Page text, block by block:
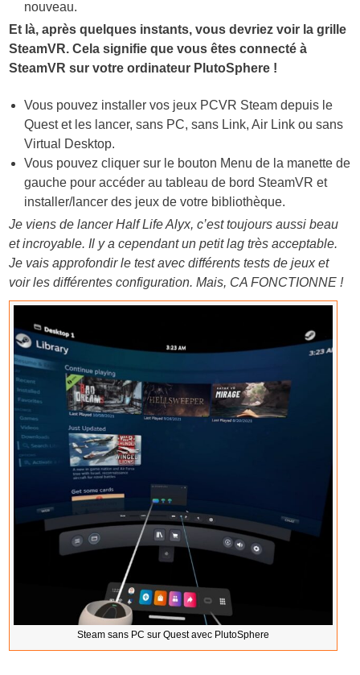
nouveau.
Et là, après quelques instants, vous devriez voir la grille
SteamVR. Cela signifie que vous êtes connecté à
SteamVR sur votre ordinateur PlutoSphere !
Vous pouvez installer vos jeux PCVR Steam depuis le
Quest et les lancer, sans PC, sans Link, Air Link ou sans
Virtual Desktop.
Vous pouvez cliquer sur le bouton Menu de la manette de
gauche pour accéder au tableau de bord SteamVR et
installer/lancer des jeux de votre bibliothèque.
Je viens de lancer Half Life Alyx, c’est toujours aussi beau
et incroyable. Il y a cependant un petit lag très acceptable.
Je vais approfondir le test avec différents tests de jeux et
voir les différentes configuration. Mais, CA FONCTIONNE !
Steam sans PC sur Quest avec PlutoSphere